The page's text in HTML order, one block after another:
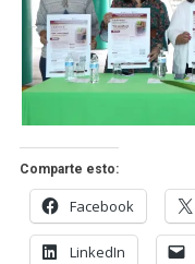
Comparte esto:
Facebook
LinkedIn